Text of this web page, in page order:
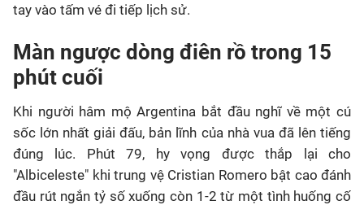
tay vào tấm vé đi tiếp lịch sử.
Màn ngược dòng điên rồ trong 15
phút cuối
Khi người hâm mộ Argentina bắt đầu nghĩ về một cú
sốc lớn nhất giải đấu, bản lĩnh của nhà vua đã lên tiếng
đúng lúc. Phút 79, hy vọng được thắp lại cho
"Albiceleste" khi trung vệ Cristian Romero bật cao đánh
đầu rút ngắn tỷ số xuống còn 1-2 từ một tình huống cố